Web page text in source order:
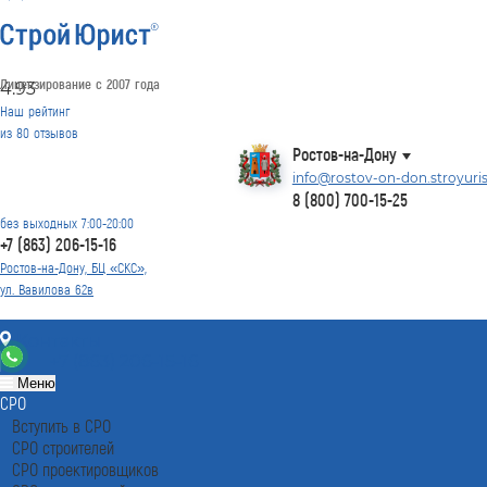
Лицензирование с 2007 года
4.93
Наш рейтинг
из 80 отзывов
Ростов-на-Дону
info@rostov-on-
8 (800) 700-15-25
без выходных 7:00-20:00
+7 (863) 206-15-16
Ростов-на-Дону, БЦ «СКС»,
ул. Вавилова 62в
Контакты
Меню
СРО
Вступить в СРО
СРО строителей
СРО проектировщиков